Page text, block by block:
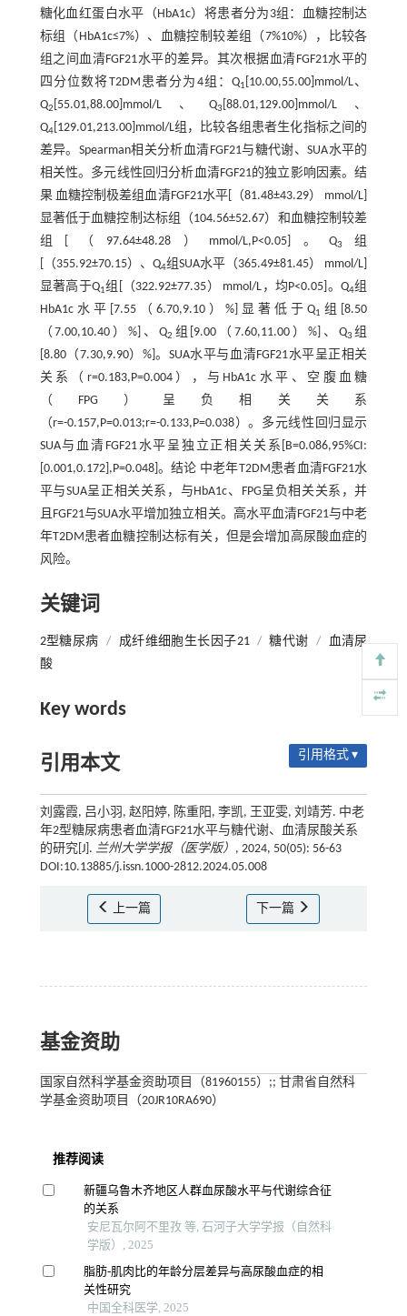
糖化血红蛋白水平（HbA1c）将患者分为3组：血糖控制达
标组（HbA1c≤7%）、血糖控制较差组（7%10%），比较各
组之间血清FGF21水平的差异。其次根据血清FGF21水平的
四分位数将T2DM患者分为4组：Q1 [10.00,55.00]mmol/L、
Q2 [55.01,88.00]mmol/L、Q3 [88.01,129.00]mmol/L、
Q4[129.01,213.00]mmol/L组，比较各组患者生化指标之间的
差异。Spearman相关分析血清FGF21与糖代谢、SUA水平的
相关性。多元线性回归分析血清FGF21的独立影响因素。结
果 血糖控制极差组血清FGF21水平[（81.48±43.29） mmol/L]
显著低于血糖控制达标组（104.56±52.67）和血糖控制较差
组[（97.64±48.28）mmol/L,P<0.05]。Q3
组
[（355.92±70.15）、Q4组SUA水平（365.49±81.45） mmol/L]
显著高于Q1组[（322.92±77.35） mmol/L，均P<0.05]。Q4组
HbA1c水平[7.55（6.70,9.10）%]显著低于Q1 组[8.50
（7.00,10.40）%]、Q2 组[9.00（7.60,11.00）%]、Q3 组
[8.80（7.30,9.90）%]。SUA水平与血清FGF21水平呈正相关
关系（r=0.183,P=0.004），与HbA1c水平、空腹血糖
（FPG）呈负相关关系
（r=-0.157,P=0.013;r=-0.133,P=0.038）。多元线性回归显示
SUA与血清FGF21水平呈独立正相关关系[B=0.086,95%CI:
[0.001,0.172],P=0.048]。结论 中老年T2DM患者血清FGF21水
平与SUA呈正相关关系，与HbA1c、FPG呈负相关关系，并
且FGF21与SUA水平增加独立相关。高水平血清FGF21与中老
年T2DM患者血糖控制达标有关，但是会增加高尿酸血症的
风险。
关键词
2型糖尿病 / 成纤维细胞生长因子21 / 糖代谢 / 血清尿
酸
Key words
引用本文 引用格式 ▾
刘露霞, 吕小羽, 赵阳婷, 陈重阳, 李凯, 王亚雯, 刘靖芳. 中老
年2型糖尿病患者血清FGF21水平与糖代谢、血清尿酸关系
的研究[J]. 兰州大学学报（医学版） , 2024, 50(05): 56-63
DOI:10.13885/j.issn.1000-2812.2024.05.008
上一篇 下一篇
基金资助
国家自然科学基金资助项目（81960155）;; 甘肃省自然科
学基金资助项目（20JR10RA690）